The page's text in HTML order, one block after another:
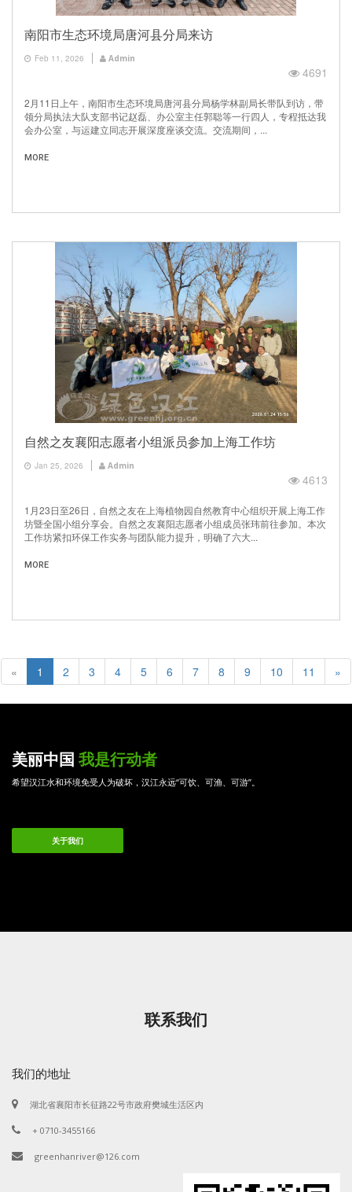
南阳市生态环境局唐河县分局来访
Feb 11, 2026 Admin
4691
2月11日上午，南阳市生态环境局唐河县分局杨学林副局长带队到访，带
领分局执法大队支部书记赵磊、办公室主任郭聪等一行四人，专程抵达我
会办公室，与运建立同志开展深度座谈交流。交流期间，...
MORE
自然之友襄阳志愿者小组派员参加上海工作坊
Jan 25, 2026 Admin
4613
1月23日至26日，自然之友在上海植物园自然教育中心组织开展上海工作
坊暨全国小组分享会。自然之友襄阳志愿者小组成员张玮前往参加。本次
工作坊紧扣环保工作实务与团队能力提升，明确了六大...
MORE
« 1 2 3 4 5 6 7 8 9 10 11 »
美丽中国 我是行动者
希望汉江水和环境免受人为破坏，汉江永远“可饮、可渔、可游”。
关于我们
联系我们
我们的地址
湖北省襄阳市长征路22号市政府樊城生活区内
+ 0710-3455166
greenhanriver@126.com